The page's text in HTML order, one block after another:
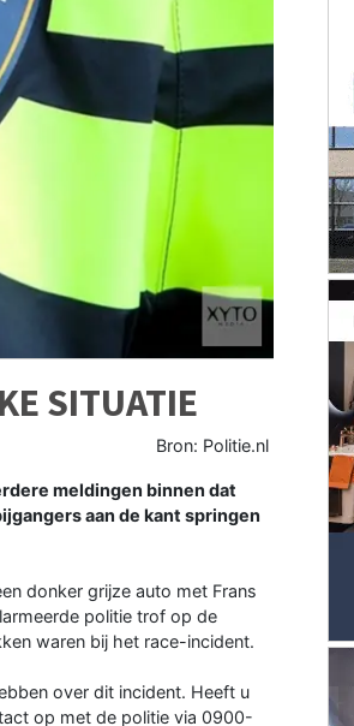
SITUATIE
Bron: Politie.nl
meldingen binnen dat
aan de kant springen
donker grijze auto met Frans
politie trof op de
waren bij het race-incident.
over dit incident. Heeft u
op met de politie via 0900-